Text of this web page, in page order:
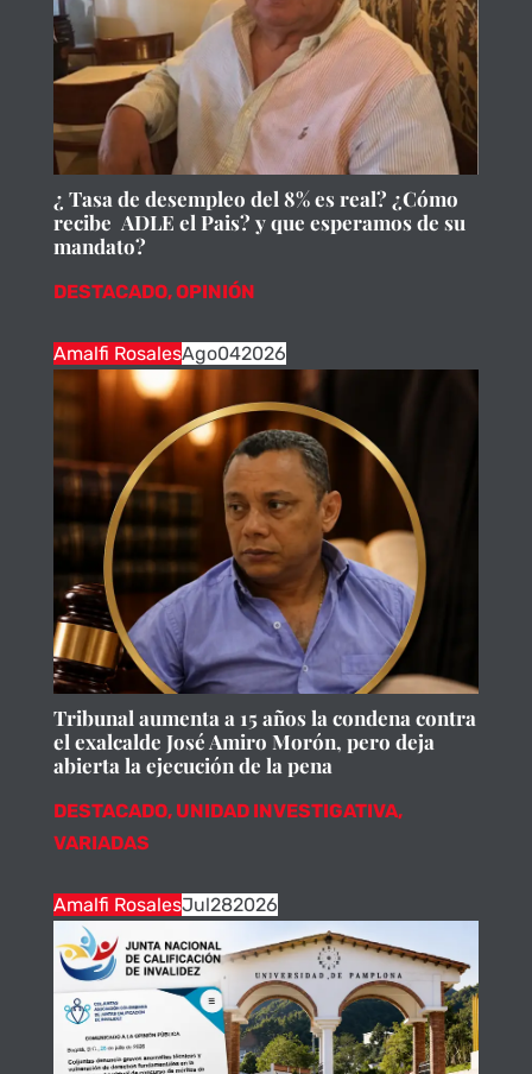
¿ Tasa de desempleo del 8% es real? ¿Cómo
recibe ADLE el Pais? y que esperamos de su
mandato?
DESTACADO,OPINIÓN
Amalfi RosalesAgo042026
Tribunal aumenta a 15 años la condena contra
el exalcalde José Amiro Morón, pero deja
abierta la ejecución de la pena
DESTACADO, UNIDAD INVESTIGATIVA,
VARIADAS
Amalfi RosalesJul282026